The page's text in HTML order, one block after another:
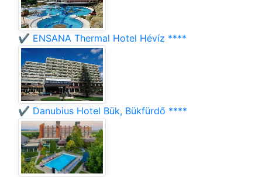
✔️ ENSANA Thermal Hotel Hévíz ****
✔️ Danubius Hotel Bük, Bükfürdő ****